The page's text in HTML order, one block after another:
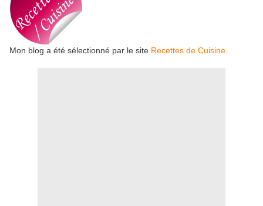
Mon blog a été sélectionné par le site Recettes de Cuisine